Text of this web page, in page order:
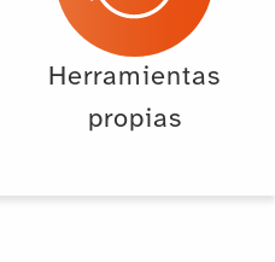
Herramientas
propias